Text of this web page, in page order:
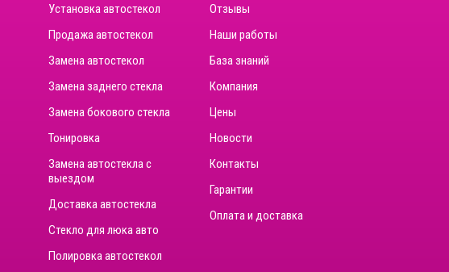
Установка автостекол
Продажа автостекол
Замена автостекол
Замена заднего стекла
Замена бокового стекла
Тонировка
Замена автостекла с
выездом
Доставка автостекла
Стекло для люка авто
Полировка автостекол
Отзывы
Наши работы
База знаний
Компания
Цены
Новости
Контакты
Гарантии
Оплата и доставка